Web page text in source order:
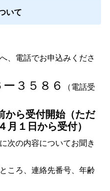
いて
、電話でお申込みくださ
３５８６
（電話受
から受付開始（ただ
月１日から受付）
次の内容についてお聞き
ころ、連絡先番号、年齢